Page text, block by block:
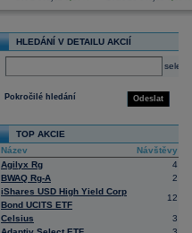
HLEDÁNÍ V DETAILU AKCIÍ
select
Odeslat
Pokročilé hledání
TOP AKCIE
Název
Návštěvy
Agilyx Rg
4
BWAQ Rg-A
2
iShares USD High Yield Corp
Bond UCITS ETF
12
Celsius
3